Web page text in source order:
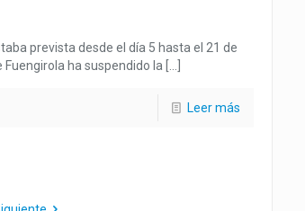
prevista desde el día 5 hasta el 21 de
ha suspendido la […]
Leer más